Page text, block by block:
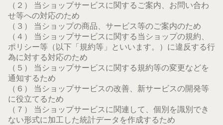
（２） 当ショップサービスに関するご案内、お問い合わ
せ等への対応のため
（３） 当ショップの商品、サービス等のご案内のため
（４） 当ショップサービスに関する当ショップの規約、
ポリシー等（以下「規約等」といいます。）に違反する行
為に対する対応のため
（５） 当ショップサービスに関する規約等の変更などを
通知するため
（６） 当ショップサービスの改善、新サービスの開発等
に役立てるため
（７） 当ショップサービスに関連して、個別を識別でき
ない形式に加工した統計データを作成するため